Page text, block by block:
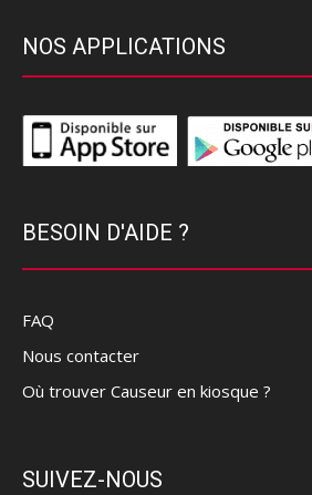
NOS APPLICATIONS
BESOIN D'AIDE ?
FAQ
Nous contacter
Où trouver Causeur en kiosque ?
SUIVEZ-NOUS